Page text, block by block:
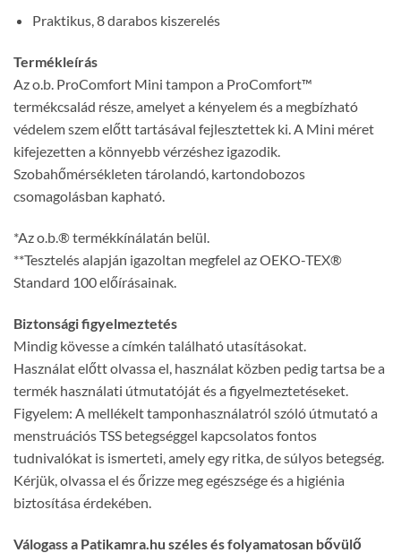
Praktikus, 8 darabos kiszerelés
Termékleírás
Az o.b. ProComfort Mini tampon a ProComfort™
termékcsalád része, amelyet a kényelem és a megbízható
védelem szem előtt tartásával fejlesztettek ki. A Mini méret
kifejezetten a könnyebb vérzéshez igazodik.
Szobahőmérsékleten tárolandó, kartondobozos
csomagolásban kapható.
*Az o.b.® termékkínálatán belül.
**Tesztelés alapján igazoltan megfelel az OEKO-TEX®
Standard 100 előírásainak.
Biztonsági figyelmeztetés
Mindig kövesse a címkén található utasításokat.
Használat előtt olvassa el, használat közben pedig tartsa be a
termék használati útmutatóját és a figyelmeztetéseket.
Figyelem: A mellékelt tamponhasználatról szóló útmutató a
menstruációs TSS betegséggel kapcsolatos fontos
tudnivalókat is ismerteti, amely egy ritka, de súlyos betegség.
Kérjük, olvassa el és őrizze meg egészsége és a higiénia
biztosítása érdekében.
Válogass a Patikamra.hu széles és folyamatosan bővülő